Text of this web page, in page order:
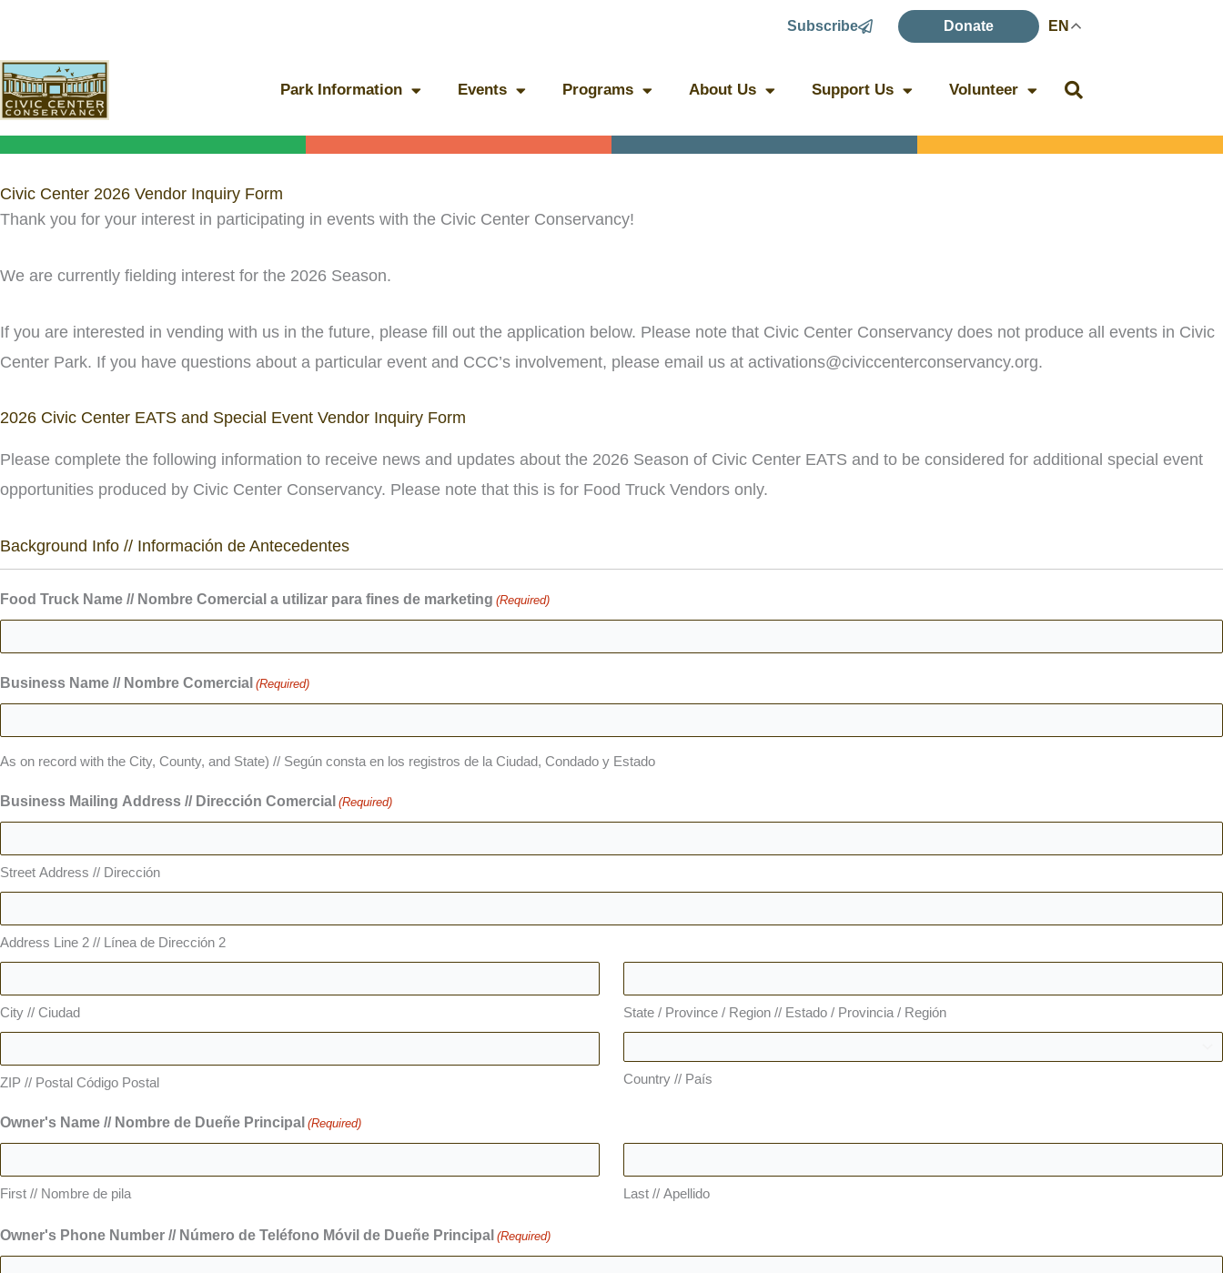
content
Subscribe Donate EN
Park Information Events Programs About Us Support Us Volunteer
Civic Center 2026 Vendor Inquiry Form
Thank you for your interest in participating in events with the Civic Center Conservancy!
We are currently fielding interest for the 2026 Season.
If you are interested in vending with us in the future, please fill out the application below. Please note that Civic Center Conservancy does not produce all events in Civic
Center Park. If you have questions about a particular event and CCC’s involvement, please email us at activations@civiccenterconservancy.org.
2026 Civic Center EATS and Special Event Vendor Inquiry Form
Please complete the following information to receive news and updates about the 2026 Season of Civic Center EATS and to be considered for additional special event
opportunities produced by Civic Center Conservancy. Please note that this is for Food Truck Vendors only.
Background Info // Información de Antecedentes
Food Truck Name // Nombre Comercial a utilizar para fines de marketing (Required)
Business Name // Nombre Comercial (Required)
As on record with the City, County, and State) // Según consta en los registros de la Ciudad, Condado y Estado
Business Mailing Address // Dirección Comercial (Required)
Street Address // Dirección
Address Line 2 // Línea de Dirección 2
City // Ciudad State / Province / Region // Estado / Provincia / Región
ZIP // Postal Código Postal Country // País
Owner's Name // Nombre de Dueñe Principal (Required)
First // Nombre de pila Last // Apellido
Owner's Phone Number // Número de Teléfono Móvil de Dueñe Principal (Required)